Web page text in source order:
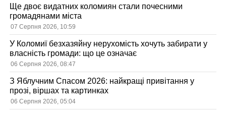
Ще двоє видатних коломиян стали почесними
громадянами міста
07 Серпня 2026, 10:59
У Коломиї безхазяйну нерухомість хочуть забирати у
власність громади: що це означає
06 Серпня 2026, 08:47
З Яблучним Спасом 2026: найкращі привітання у
прозі, віршах та картинках
06 Серпня 2026, 05:04